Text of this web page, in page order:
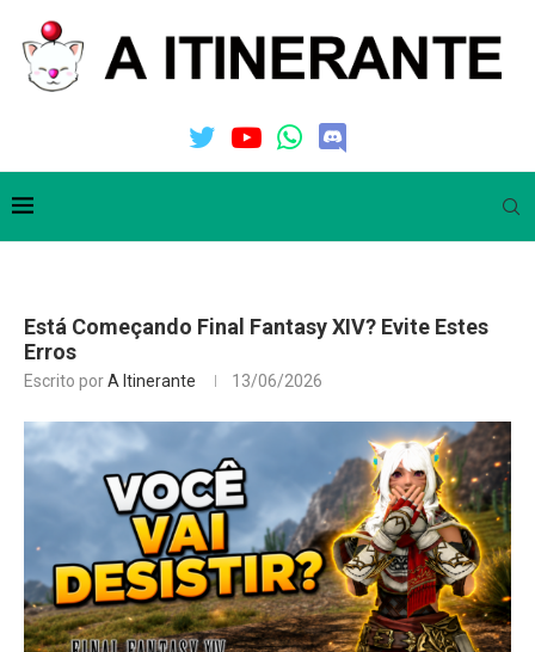
Está Começando Final Fantasy XIV? Evite Estes
Erros
Escrito porA Itinerante 13/06/2026